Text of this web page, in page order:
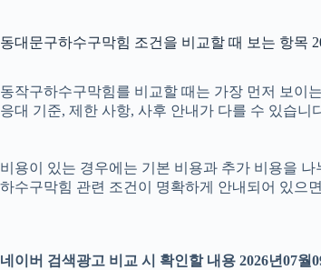
동대문구하수구막힘 조건을 비교할 때 보는 항목
동작구하수구막힘를 비교할 때는 가장 먼저 보이
응대 기준, 제한 사항, 사후 안내가 다를 수 있습
비용이 있는 경우에는 기본 비용과 추가 비용을
하수구막힘 관련 조건이 명확하게 안내되어 있으
네이버 검색광고 비교 시 확인할 내용 2026년07월